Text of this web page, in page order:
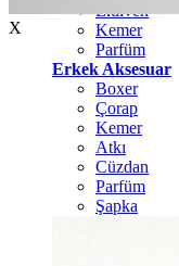
Eldiven
Kemer
Parfüm
Erkek Aksesuar
Boxer
Çorap
Kemer
Atkı
Cüzdan
Parfüm
Şapka
X